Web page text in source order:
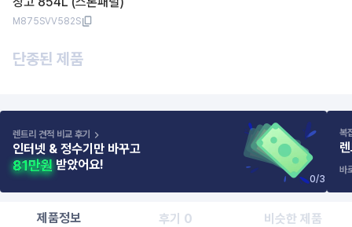
M875SVV582S
단종된 제품
렌트리 견적 비교 후기
인터넷 & 정수기만 바꾸고
받았어요!
복
바
0/3
제품정보 후기 0 비슷한 제품